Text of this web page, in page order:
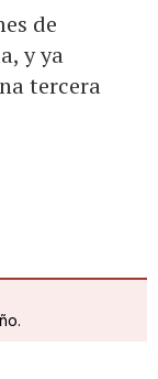
de
y ya
tercera